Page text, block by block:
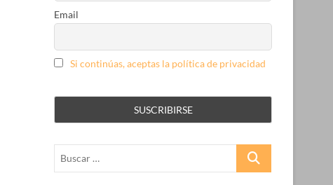
Email
Si continúas, aceptas la política de privacidad
Buscar